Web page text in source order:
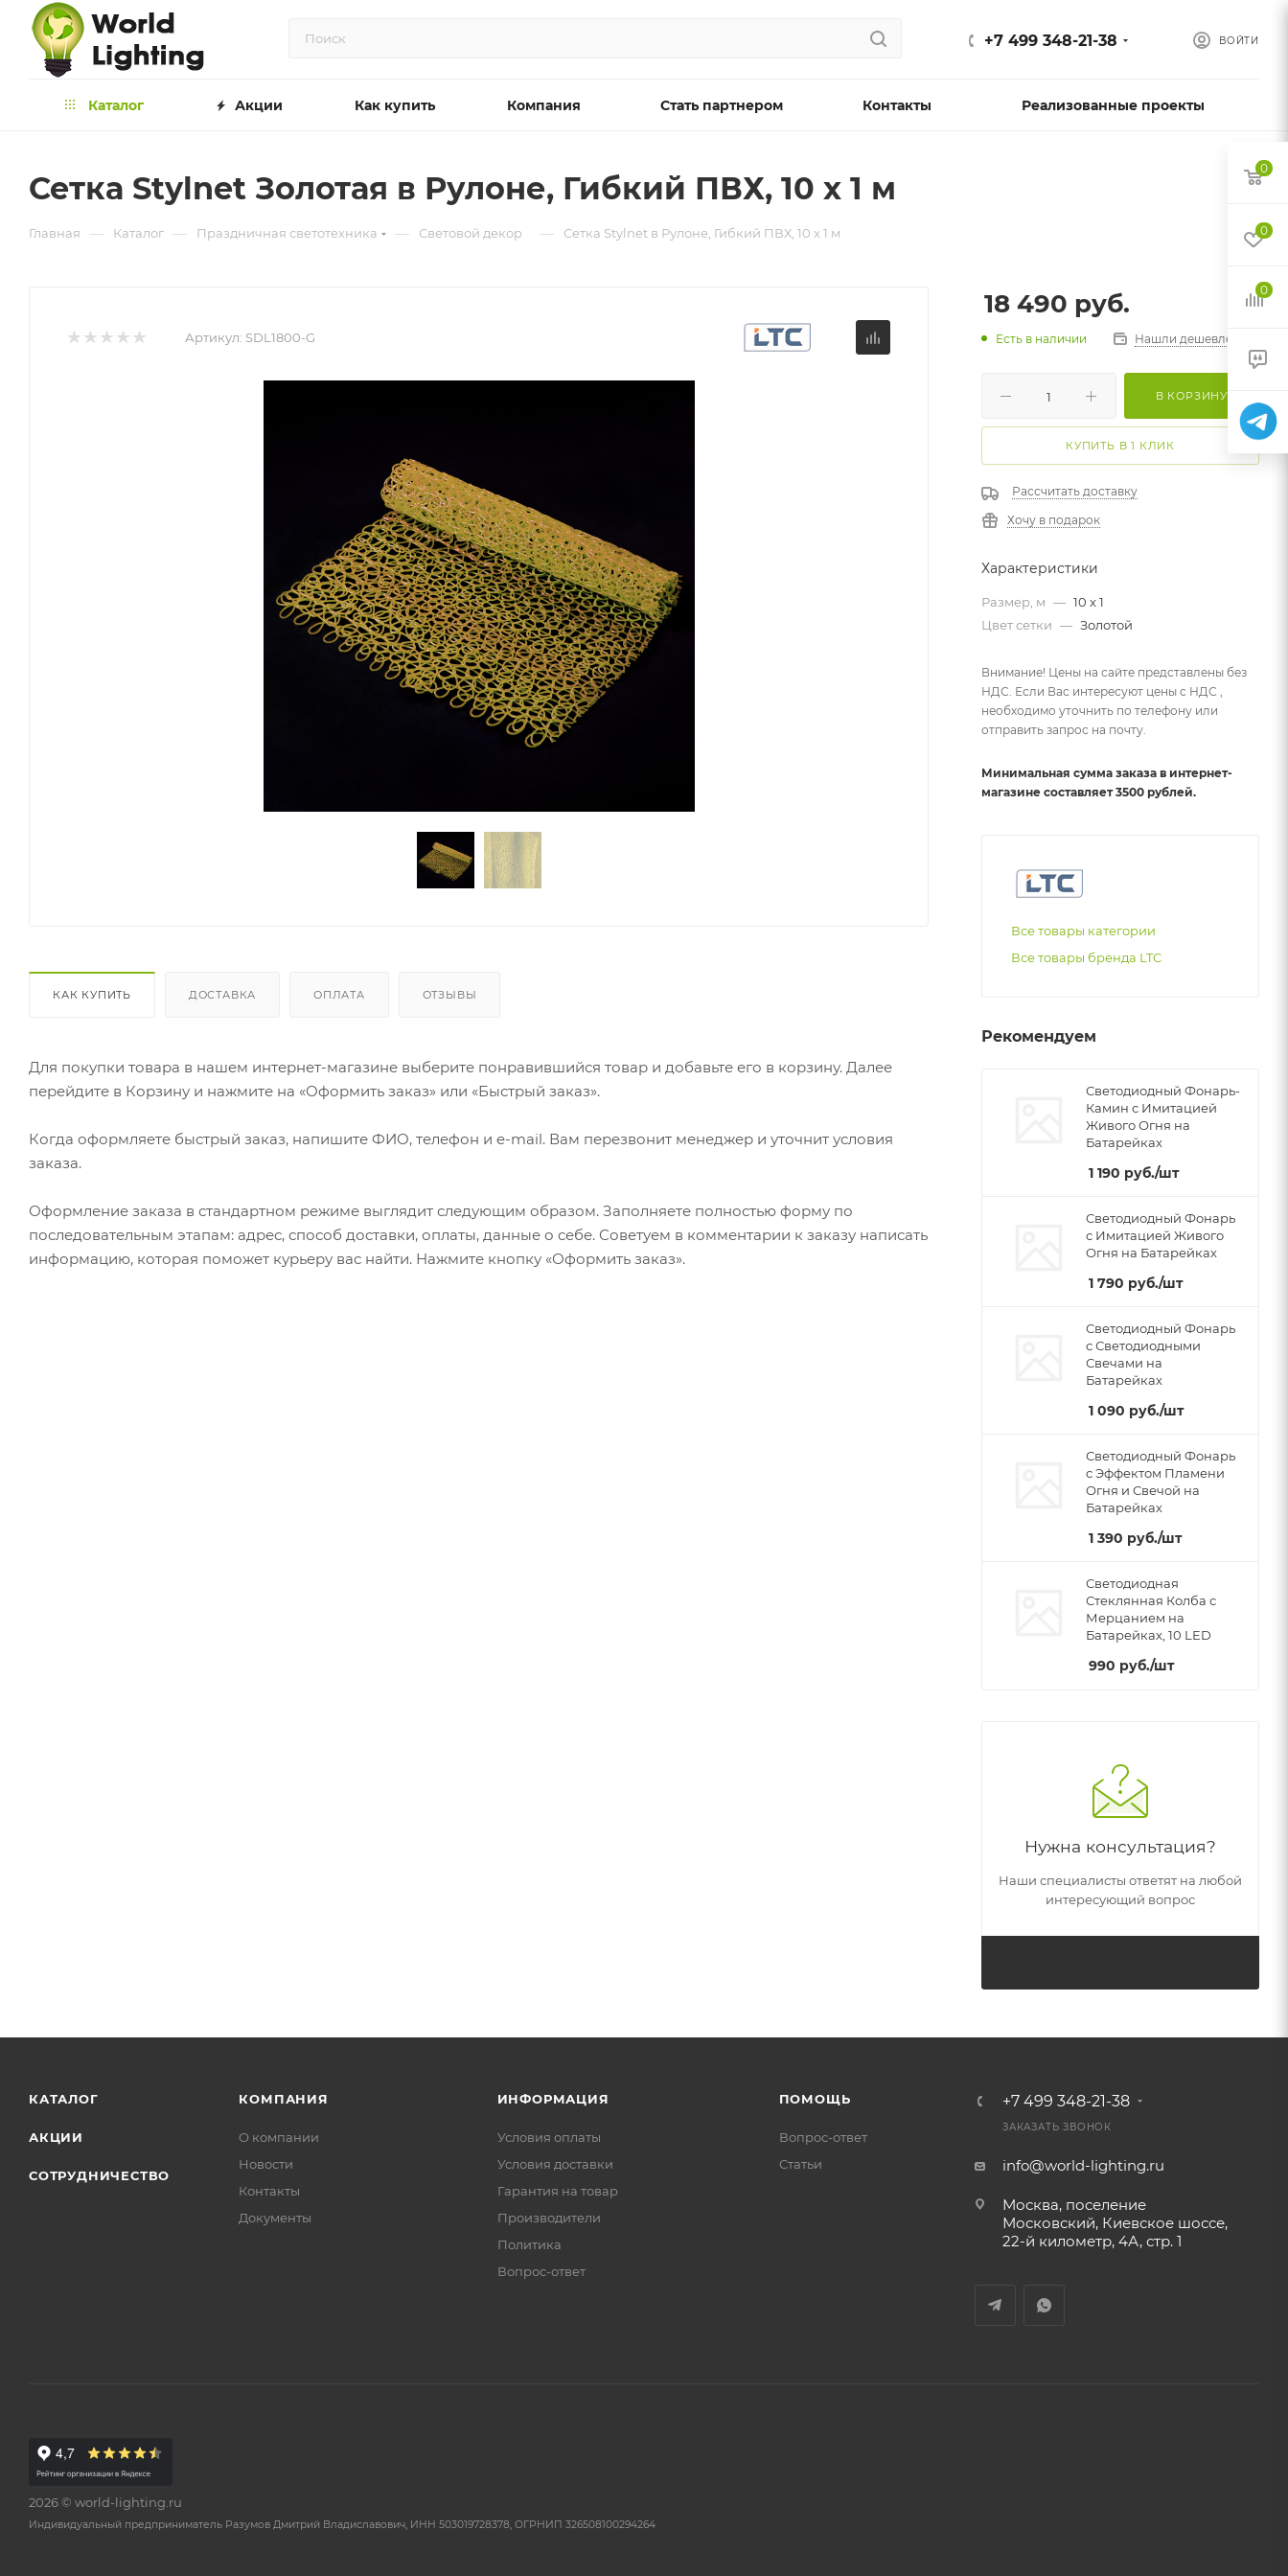
ВОЙТИ
+7 499 348-21-38
Каталог Акции Как купить Компания Стать партнером Контакты Реализованные проекты
Сетка Stylnet Золотая в Рулоне, Гибкий ПВХ, 10 x 1 м
Главная — Каталог — Праздничная светотехника — Световой декор — Сетка Stylnet в Рулоне, Гибкий ПВХ, 10 x 1 м
Артикул: SDL1800-G
КАК КУПИТЬ ДОСТАВКА ОПЛАТА ОТЗЫВЫ
Для покупки товара в нашем интернет-магазине выберите понравившийся товар и добавьте его в корзину. Далее
перейдите в Корзину и нажмите на «Оформить заказ» или «Быстрый заказ».
Когда оформляете быстрый заказ, напишите ФИО, телефон и e-mail. Вам перезвонит менеджер и уточнит условия
заказа.
Оформление заказа в стандартном режиме выглядит следующим образом. Заполняете полностью форму по
последовательным этапам: адрес, способ доставки, оплаты, данные о себе. Советуем в комментарии к заказу написать
информацию, которая поможет курьеру вас найти. Нажмите кнопку «Оформить заказ».
18 490 руб.
Есть в наличии Нашли дешевле?
В КОРЗИНУ
КУПИТЬ В 1 КЛИК
Рассчитать доставку
Хочу в подарок
Характеристики
Размер, м — 10 x 1
Цвет сетки — Золотой
Внимание! Цены на сайте представлены без
НДС. Если Вас интересуют цены с НДС ,
необходимо уточнить по телефону или
отправить запрос на почту.
Минимальная сумма заказа в интернет-
магазине составляет 3500 рублей.
Все товары категории
Все товары бренда LTC
Рекомендуем
Светодиодный Фонарь-
Камин с Имитацией
Живого Огня на
Батарейках
1 190 руб./шт
Светодиодный Фонарь
с Имитацией Живого
Огня на Батарейках
1 790 руб./шт
Светодиодный Фонарь
с Светодиодными
Свечами на
Батарейках
1 090 руб./шт
Светодиодный Фонарь
с Эффектом Пламени
Огня и Свечой на
Батарейках
1 390 руб./шт
Светодиодная
Стеклянная Колба с
Мерцанием на
Батарейках, 10 LED
990 руб./шт
Нужна консультация?
Наши специалисты ответят на любой
интересующий вопрос
КАТАЛОГ
АКЦИИ
СОТРУДНИЧЕСТВО
КОМПАНИЯ
О компании
Новости
Контакты
Документы
ИНФОРМАЦИЯ
Условия оплаты
Условия доставки
Гарантия на товар
Производители
Политика
Вопрос-ответ
ПОМОЩЬ
Вопрос-ответ
Статьи
+7 499 348-21-38
ЗАКАЗАТЬ ЗВОНОК
info@world-lighting.ru
Москва, поселение
Московский, Киевское шоссе,
22-й километр, 4А, стр. 1
2026 © world-lighting.ru
Индивидуальный предприниматель Разумов Дмитрий Владиславович, ИНН 503019728378, ОГРНИП 326508100294264
0
0
0